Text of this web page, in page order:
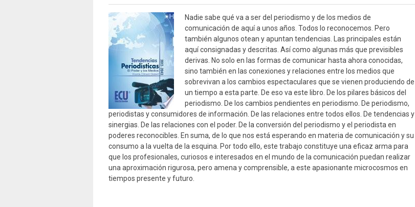
Nadie sabe qué va a ser del periodismo y de los medios de
comunicación de aquí a unos años. Todos lo reconocemos. Pero
también algunos otean y apuntan tendencias. Las principales están
aquí consignadas y descritas. Así como algunas más que previsibles
derivas. No solo en las formas de comunicar hasta ahora conocidas,
sino también en las conexiones y relaciones entre los medios que
sobrevivan a los cambios espectaculares que se vienen produciendo de
un tiempo a esta parte. De eso va este libro. De los pilares básicos del
periodismo. De los cambios pendientes en periodismo. De periodismo,
periodistas y consumidores de información. De las relaciones entre todos ellos. De tendencias y
sinergias. De las relaciones con el poder. De la conversión del periodismo y el periodista en
poderes reconocibles. En suma, de lo que nos está esperando en materia de comunicación y su
consumo a la vuelta de la esquina. Por todo ello, este trabajo constituye una eficaz arma para
que los profesionales, curiosos e interesados en el mundo de la comunicación puedan realizar
una aproximación rigurosa, pero amena y comprensible, a este apasionante microcosmos en
tiempos presente y futuro.